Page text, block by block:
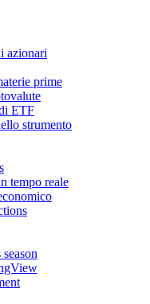
azionari
prime
ETF
strumento
tempo reale